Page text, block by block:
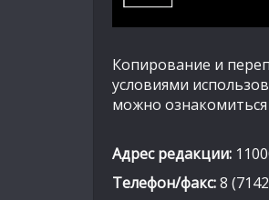
Копирование и
условиями
можно ознакомиться
Адрес редакции:
Телефон/факс:8